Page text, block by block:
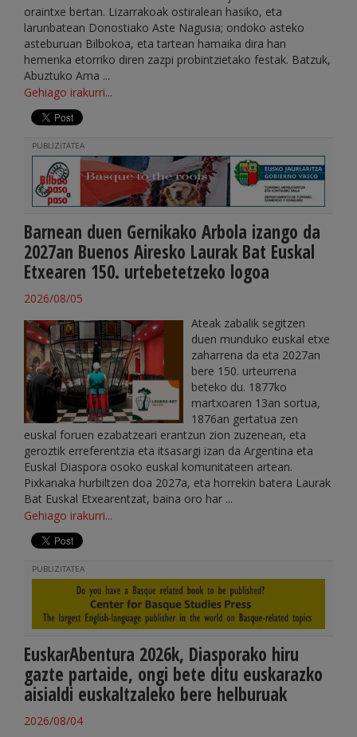
oraintxe bertan. Lizarrakoak ostiralean hasiko, eta
larunbatean Donostiako Aste Nagusia; ondoko asteko
asteburuan Bilbokoa, eta tartean hamaika dira han
hemenka etorriko diren zazpi probintzietako festak. Batzuk,
Abuztuko Ama ...
Gehiago irakurri...
PUBLIZITATEA
Barnean duen Gernikako Arbola izango da
2027an Buenos Airesko Laurak Bat Euskal
Etxearen 150. urtebetetzeko logoa
2026/08/05
Ateak zabalik segitzen
duen munduko euskal etxe
zaharrena da eta 2027an
bere 150. urteurrena
beteko du. 1877ko
martxoaren 13an sortua,
1876an gertatua zen
euskal foruen ezabatzeari erantzun zion zuzenean, eta
geroztik erreferentzia eta itsasargi izan da Argentina eta
Euskal Diaspora osoko euskal komunitateen artean.
Pixkanaka hurbiltzen doa 2027a, eta horrekin batera Laurak
Bat Euskal Etxearentzat, baina oro har ...
Gehiago irakurri...
PUBLIZITATEA
EuskarAbentura 2026k, Diasporako hiru
gazte partaide, ongi bete ditu euskarazko
aisialdi euskaltzaleko bere helburuak
2026/08/04